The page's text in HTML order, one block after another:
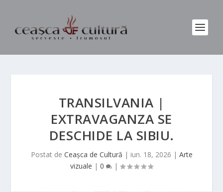
TRANSILVANIA |
EXTRAVAGANZA SE
DESCHIDE LA SIBIU.
Postat de Ceașca de Cultură | iun. 18, 2026 | Arte
vizuale | 0 |